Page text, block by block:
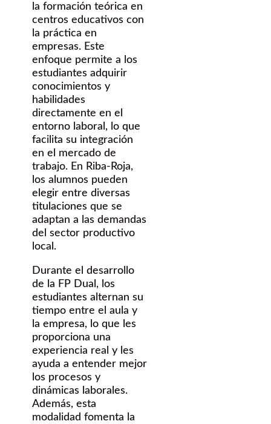
la formación teórica en
centros educativos con
la práctica en
empresas. Este
enfoque permite a los
estudiantes adquirir
conocimientos y
habilidades
directamente en el
entorno laboral, lo que
facilita su integración
en el mercado de
trabajo. En Riba-Roja,
los alumnos pueden
elegir entre diversas
titulaciones que se
adaptan a las demandas
del sector productivo
local.
Durante el desarrollo
de la FP Dual, los
estudiantes alternan su
tiempo entre el aula y
la empresa, lo que les
proporciona una
experiencia real y les
ayuda a entender mejor
los procesos y
dinámicas laborales.
Además, esta
modalidad fomenta la